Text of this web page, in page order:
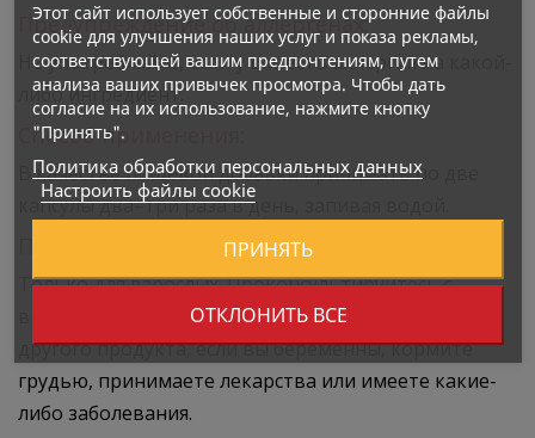
Предупреждение об аллергенах:
Не употребляйте, если у вас есть аллергия на какой-
либо ингредиент.
Способ применения:
В качестве пищевой добавки принимать по две
капсулы два–три раза в день, запивая водой.
Только для взрослых. Проконсультируйтесь с
врачом перед применением этого или любого
другого продукта, если вы беременны, кормите
грудью, принимаете лекарства или имеете какие-
либо заболевания.
Этот сайт использует собственные и сторонние файлы
cookie для улучшения наших услуг и показа рекламы,
соответствующей вашим предпочтениям, путем
анализа ваших привычек просмотра. Чтобы дать
согласие на их использование, нажмите кнопку
"Принять".
Политика обработки персональных данных
Настроить файлы cookie
ОТКЛОНИТЬ ВСЕ
ПРИНЯТЬ